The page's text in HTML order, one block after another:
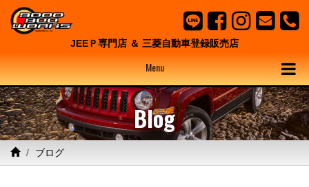
JEEＰ専門店 ＆ 三菱自動車登録販売店
Menu
Blog
ブログ